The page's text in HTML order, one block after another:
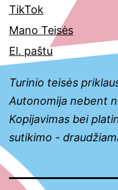
TikTok
Mano Teisės
El. paštu
Turinio teisės
Autonomija nebent
Kopijavimas bei
sutikimo -